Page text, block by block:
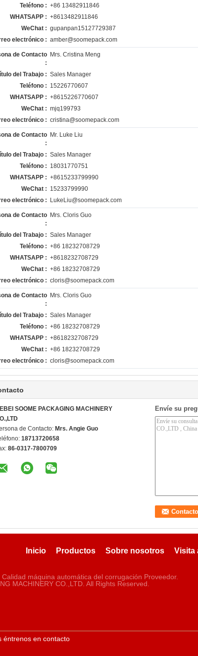
Teléfono : +86 13482911846
WHATSAPP : +8613482911846
WeChat : gupanpan15127729387
electrónico : amber@soomepack.com
de Contacto
:
Mrs. Cristina Meng
del Trabajo : Sales Manager
Teléfono : 15226770607
WHATSAPP : +8615226770607
WeChat : mjq199793
electrónico : cristina@soomepack.com
de Contacto
:
Mr. Luke Liu
del Trabajo : Sales Manager
Teléfono : 18031770751
WHATSAPP : +8615233799990
WeChat : 15233799990
electrónico :
LukeLiu@soomepack.com
de Contacto
:
Mrs. Cloris Guo
del Trabajo : Sales Manager
Teléfono : +86 18232708729
WHATSAPP : +8618232708729
WeChat : +86 18232708729
electrónico : cloris@soomepack.com
de Contacto
:
Mrs. Cloris Guo
del Trabajo : Sales Manager
Teléfono : +86 18232708729
WHATSAPP : +8618232708729
WeChat : +86 18232708729
electrónico : cloris@soomepack.com
SOOME PACKAGING MACHINERY
de Contacto: Mrs. Angie Guo
18713720658
86-0317-7800709
Envíe su
Visita
Sobre nosotros
Productos
Inicio
máquina automática del corrugación Proveedor.
MACHINERY CO.,LTD. All Rights Reserved.
éntrenos en contacto